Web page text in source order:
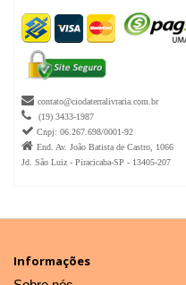
 contato@ciodaterralivraria.com.br
 (19) 3433-1987
 Cnpj: 06.267.698/0001-92
 End. Av. João Batista de Castro, 1066
Jd. São Luiz - Piracicaba-SP - 13405-207
Informações